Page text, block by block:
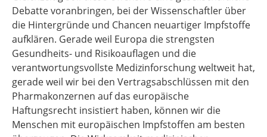
Debatte voranbringen, bei der Wissenschaftler über
die Hintergründe und Chancen neuartiger Impfstoffe
aufklären. Gerade weil Europa die strengsten
Gesundheits- und Risikoauflagen und die
verantwortungsvollste Medizinforschung weltweit hat,
gerade weil wir bei den Vertragsabschlüssen mit den
Pharmakonzernen auf das europäische
Haftungsrecht insistiert haben, können wir die
Menschen mit europäischen Impfstoffen am besten